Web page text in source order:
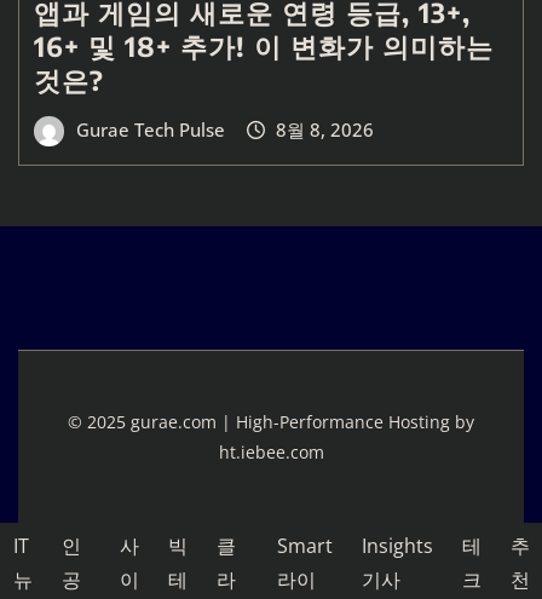
앱과 게임의 새로운 연령 등급, 13+,
16+ 및 18+ 추가! 이 변화가 의미하는
것은?
Gurae Tech Pulse 8월 8, 2026
© 2025 gurae.com | High-Performance Hosting by
ht.iebee.com
IT
뉴
인
공
사
이
빅
테
클
라
Smart
라이
Insights
기사
테
크
추
천